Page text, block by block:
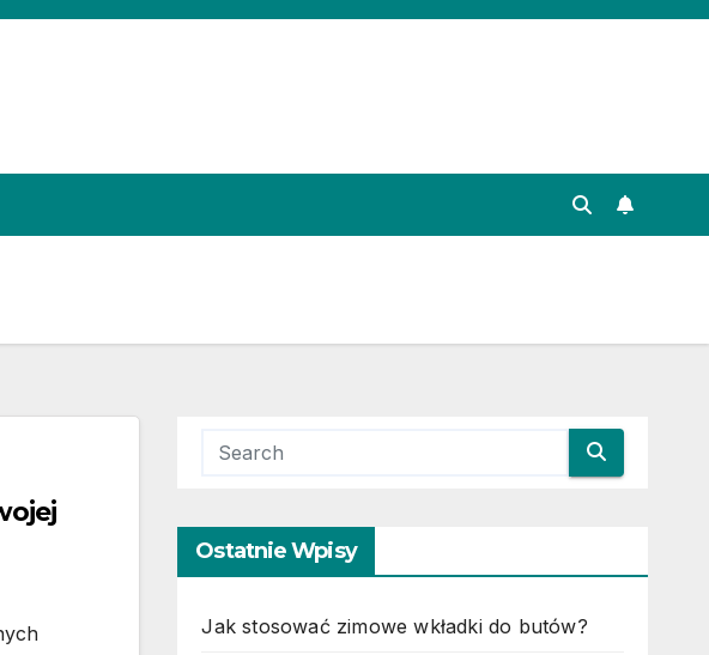
Ostatnie Wpisy
Jak stosować zimowe wkładki do butów?